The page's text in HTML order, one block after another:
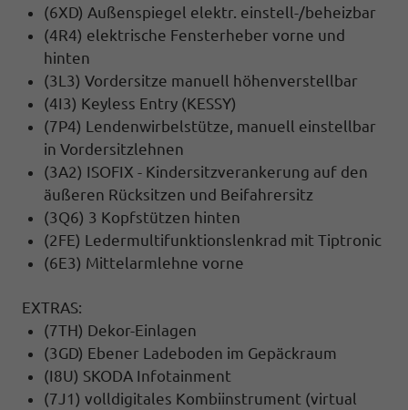
(6XD) Außenspiegel elektr. einstell-/beheizbar
(4R4) elektrische Fensterheber vorne und
hinten
(3L3) Vordersitze manuell höhenverstellbar
(4I3) Keyless Entry (KESSY)
(7P4) Lendenwirbelstütze, manuell einstellbar
in Vordersitzlehnen
(3A2) ISOFIX - Kindersitzverankerung auf den
äußeren Rücksitzen und Beifahrersitz
(3Q6) 3 Kopfstützen hinten
(2FE) Ledermultifunktionslenkrad mit Tiptronic
(6E3) Mittelarmlehne vorne
EXTRAS:
(7TH) Dekor-Einlagen
(3GD) Ebener Ladeboden im Gepäckraum
(I8U) SKODA Infotainment
(7J1) volldigitales Kombiinstrument (virtual